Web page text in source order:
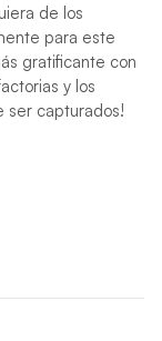
de los
para este
gratificante con
y los
ser capturados!